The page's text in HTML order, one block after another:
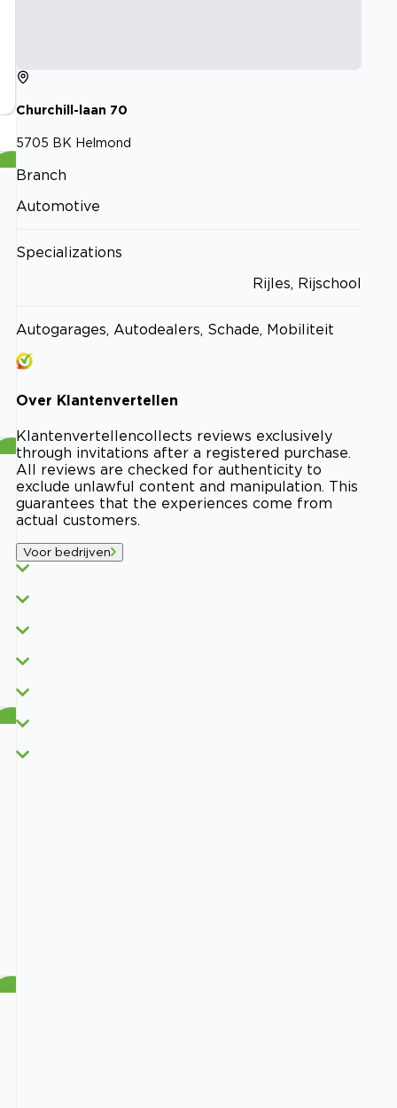
Churchill-laan 70
5705 BK Helmond
Branch
Automotive
Specializations
Rijles, Rijschool
Autogarages, Autodealers, Schade, Mobiliteit
Over Klantenvertellen
Klantenvertellencollects reviews exclusively
through invitations after a registered purchase.
All reviews are checked for authenticity to
exclude unlawful content and manipulation. This
guarantees that the experiences come from
actual customers.
Voor bedrijven